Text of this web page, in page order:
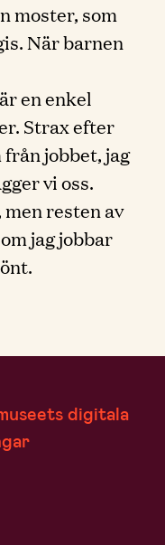
moster, som
När barnen
en enkel
Strax efter
jobbet, jag
vi oss.
resten av
jag jobbar
digitala